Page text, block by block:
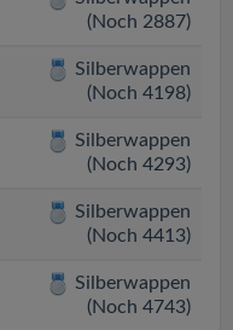
(Noch 2887)
Silberwappen
(Noch 4198)
Silberwappen
(Noch 4293)
Silberwappen
(Noch 4413)
Silberwappen
(Noch 4743)